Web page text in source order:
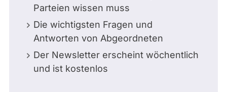
Parteien wissen muss
Die wichtigsten Fragen und
Antworten von Abgeordneten
Der Newsletter erscheint wöchentlich
und ist kostenlos